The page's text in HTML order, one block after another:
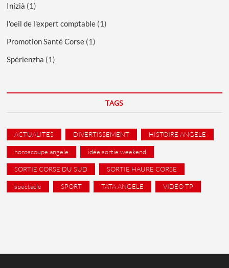
Inizià (1)
l'oeil de l'expert comptable (1)
Promotion Santé Corse (1)
Spérienzha (1)
TAGS
ACTUALITES DIVERTISSEMENT HISTOIRE ANGELE
horoscoupe angele idée sortie weekend
SORTIE CORSE DU SUD SORTIE HAURE CORSE
spectacle SPORT TATA ANGELE VIDEO TP